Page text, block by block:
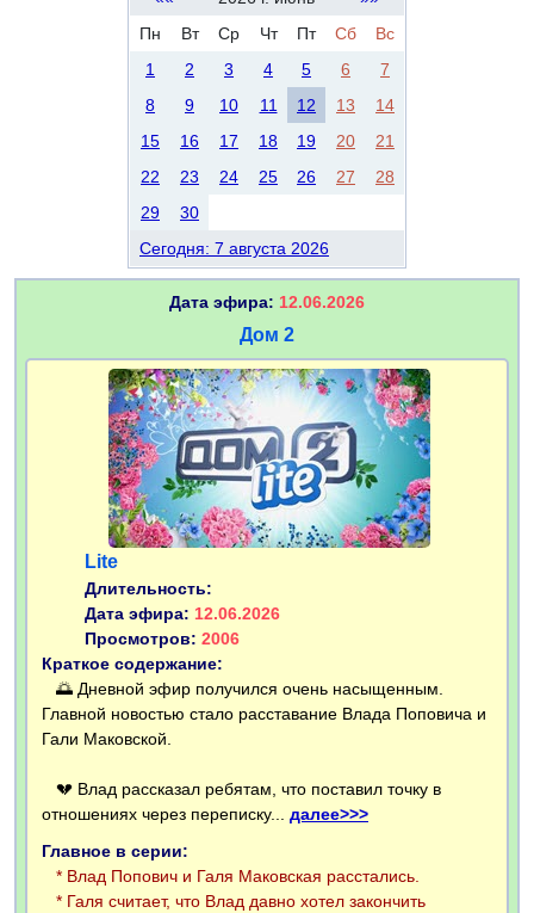
Пн
Вт Ср Чт Пт Сб
Вс
1
2 3 4 5 6
7
8
9 10 11 12 13
14
15
16 17 18 19 20
21
22
23 24 25 26 27
28
29
30
Сегодня: 7 августа 2026
Дата эфира: 12.06.2026
Дом 2
Lite
Длительность:
Дата эфира: 12.06.2026
Просмотров: 2006
Краткое содержание:
🌅 Дневной эфир получился очень насыщенным.
Главной новостью стало расставание Влада Поповича и
Гали Маковской.
💔 Влад рассказал ребятам, что поставил точку в
отношениях через переписку... далее>>>
Главное в серии:
* Влад Попович и Галя Маковская расстались.
* Галя считает, что Влад давно хотел закончить